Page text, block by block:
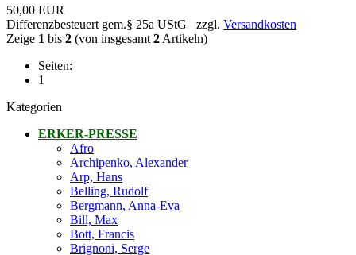
50,00 EUR
Differenzbesteuert gem.§ 25a UStG zzgl. Versandkosten
Zeige 1 bis 2 (von insgesamt 2 Artikeln)
Seiten:
1
Kategorien
ERKER-PRESSE
Afro
Archipenko, Alexander
Arp, Hans
Belling, Rudolf
Bergmann, Anna-Eva
Bill, Max
Bott, Francis
Brignoni, Serge